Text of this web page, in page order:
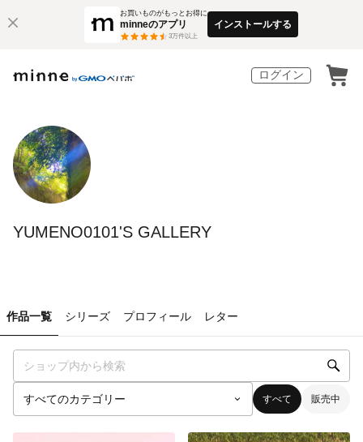
お買いものがもっとお得に
minneのアプリ
3万件以上
インストールする
ログイン
YUMENO0101'S GALLERY
作品一覧 シリーズ プロフィール レター
すべて 販売中